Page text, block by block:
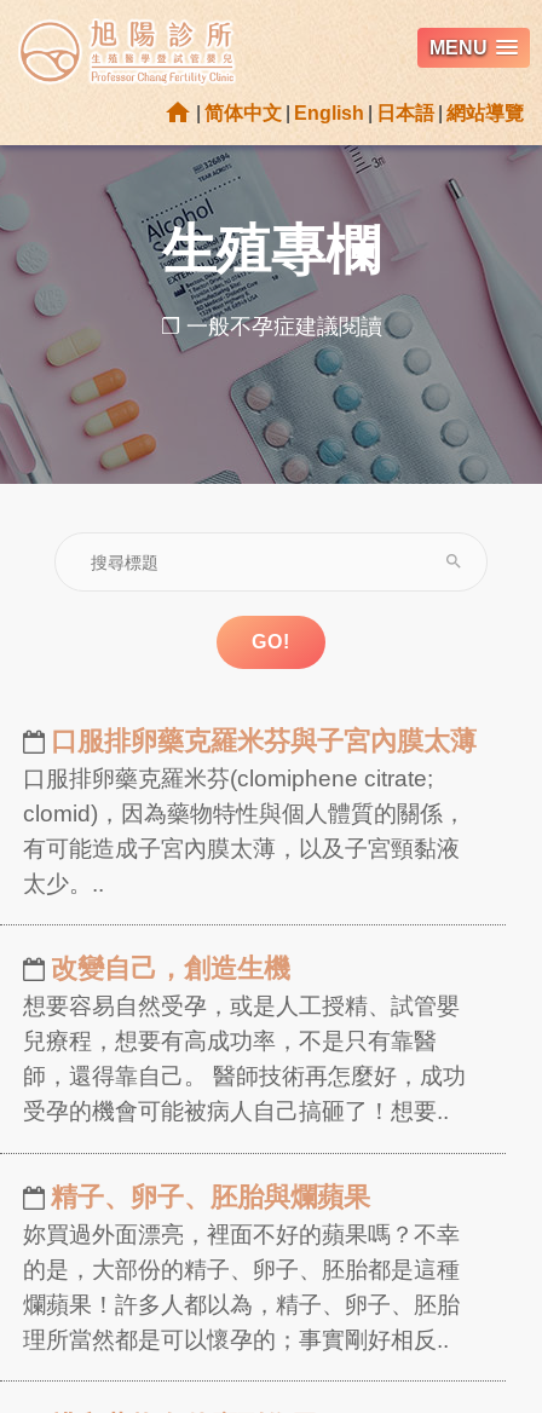
home | 简体中文 | English | 日本語| 網站導覽
MENU
生殖專欄
❐ 一般不孕症建議閱讀
search
GO!
口服排卵藥克羅米芬與子宮內膜太薄
口服排卵藥克羅米芬(clomiphene citrate;
clomid)，因為藥物特性與個人體質的關係，
有可能造成子宮內膜太薄，以及子宮頸黏液
太少。..
改變自己，創造生機
想要容易自然受孕，或是人工授精、試管嬰
兒療程，想要有高成功率，不是只有靠醫
師，還得靠自己。 醫師技術再怎麼好，成功
受孕的機會可能被病人自己搞砸了！想要..
精子、卵子、胚胎與爛蘋果
妳買過外面漂亮，裡面不好的蘋果嗎？不幸
的是，大部份的精子、卵子、胚胎都是這種
爛蘋果！許多人都以為，精子、卵子、胚胎
理所當然都是可以懷孕的；事實剛好相反..